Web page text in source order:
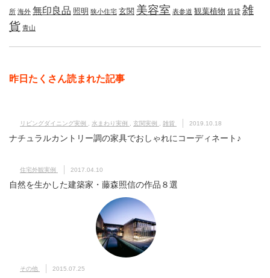
所 海外 無印良品 照明 狭小住宅 玄関 美容室 表参道 観葉植物 賃貸 雑
貨 青山
昨日たくさん読まれた記事
リビングダイニング実例 水まわり実例 玄関実例 雑貨 2019.10.18
ナチュラルカントリー調の家具でおしゃれにコーディネート♪
住宅外観実例 2017.04.10
自然を生かした建築家・藤森照信の作品８選
その他 2015.07.25